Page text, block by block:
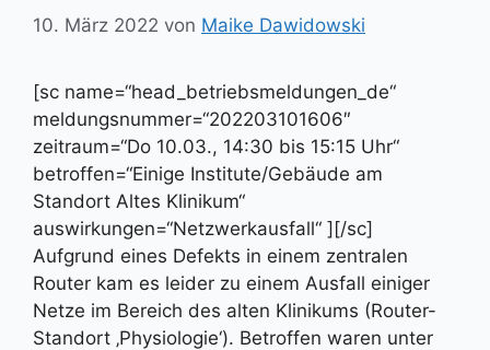
10. März 2022 von Maike Dawidowski
[sc name=“head_betriebsmeldungen_de“
meldungsnummer=“202203101606″
zeitraum=“Do 10.03., 14:30 bis 15:15 Uhr“
betroffen=“Einige Institute/Gebäude am
Standort Altes Klinikum“
auswirkungen=“Netzwerkausfall“ ][/sc]
Aufgrund eines Defekts in einem zentralen
Router kam es leider zu einem Ausfall einiger
Netze im Bereich des alten Klinikums (Router-
Standort ‚Physiologie‘). Betroffen waren unter